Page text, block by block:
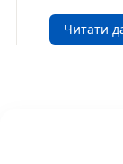
Купити у
В
Читати